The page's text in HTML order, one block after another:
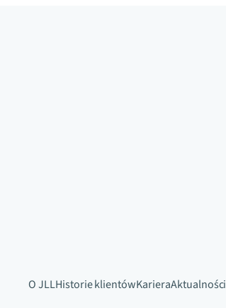
O JLLHistorie klientówKarieraAktualności